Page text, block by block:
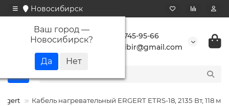
Новосибирск
Ваш город —
Новосибирск?
+7 923 745-95-66
buransibir@gmail.com
Кабель нагревательный ERGERT ETRS-18, 2135 Вт, 118 м